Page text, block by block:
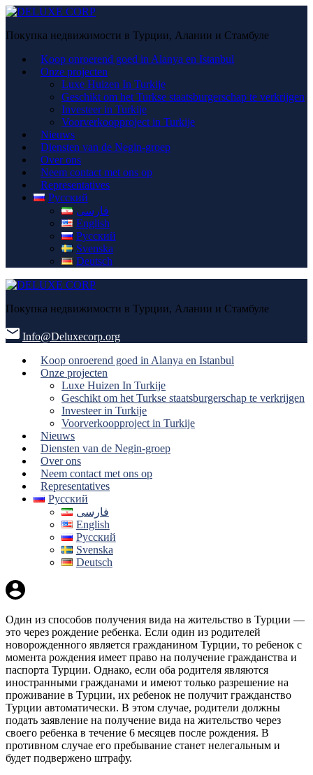
Покупка недвижимости в Турции, Алании и Стамбуле
Koop onroerend goed in Alanya en Istanbul
Onze projecten
Luxe Huizen In Turkije
Geschikt om het Turkse staatsburgerschap te verkrijgen
Investeer in Turkije
Voorverkoopproject in Turkije
Nieuws
Diensten van de Negin-groep
Over ons
Neem contact met ons op
Representatives
Русский
فارسی
English
Русский
Svenska
Deutsch
Покупка недвижимости в Турции, Алании и Стамбуле
Info@Deluxecorp.org
Koop onroerend goed in Alanya en Istanbul
Onze projecten
Luxe Huizen In Turkije
Geschikt om het Turkse staatsburgerschap te verkrijgen
Investeer in Turkije
Voorverkoopproject in Turkije
Nieuws
Diensten van de Negin-groep
Over ons
Neem contact met ons op
Representatives
Русский
فارسی
English
Русский
Svenska
Deutsch
Один из способов получения вида на жительство в Турции —
это через рождение ребенка. Если один из родителей
новорожденного является гражданином Турции, то ребенок с
момента рождения имеет право на получение гражданства и
паспорта Турции. Однако, если оба родителя являются
иностранными гражданами и имеют только разрешение на
проживание в Турции, их ребенок не получит гражданство
Турции автоматически. В этом случае, родители должны
подать заявление на получение вида на жительство через
своего ребенка в течение 6 месяцев после рождения. В
противном случае его пребывание станет нелегальным и
будет подвержено штрафу.